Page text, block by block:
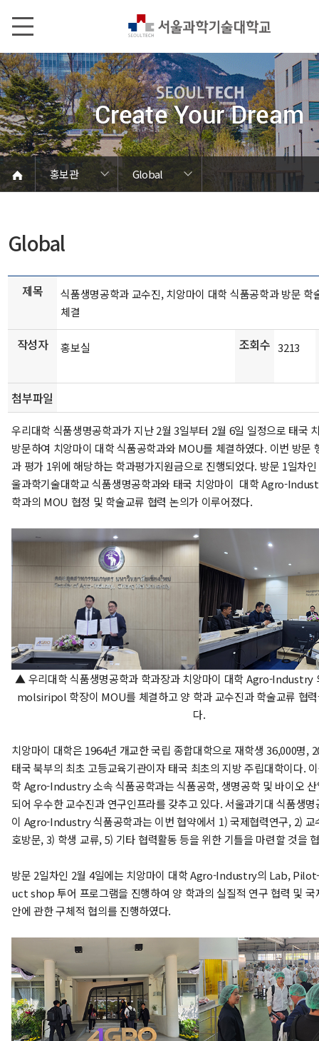
홍보관
Global
서울과기대 소개
열린총장실
대학현황
대학조직
대학상징
홍보관
캠퍼스 안내
학칙 및 규정
홍보관
대학뉴스
연구성과
발전기금/동문
Global
언론에서 본 SEOULTECH
보도자료
브로슈어
학내행사
동영상자료
사진자료
음악자료
Global
제목
식품생명공학과 교수진, 치앙마이 대학 식품공학과 방문 학
체결
작성자 홍보실 조회수 3213
첨부파일
우리대학 식품생명공학과가 지난 2월 3일부터 2월 6일 일정으로 태국
방문하여 치앙마이 대학 식품공학과와 MOU를 체결하였다. 이번 방문
과 평가 1위에 해당하는 학과평가지원금으로 진행되었다. 방문 1일차
울과학기술대학교 식품생명공학과와 태국 치앙마이 대학 Agro-
학과의 MOU 협정 및 학술교류 협력 논의가 이루어졌다.
▲ 우리대학 식품생명공학과 학과장과 치앙마이 대학 Agro-Industry
molsiripol 학장이 MOU를 체결하고 양 학과 교수진과 학술교류 협
다.
치앙마이 대학은 1964년 개교한 국립 종합대학으로 재학생 36,000명,
태국 북부의 최초 고등교육기관이자 태국 최초의 지방 주립대학이다.
학 Agro-Industry 소속 식품공학과는 식품공학, 생명공학 및 바이오
되어 우수한 교수진과 연구인프라를 갖추고 있다. 서울과기대 식품생
이 Agro-Industry 식품공학과는 이번 협약에서 1) 국제협력연구, 2) 교
호방문, 3) 학생 교류, 5) 기타 협력활동 등을 위한 기틀을 마련할 것을
방문 2일차인 2월 4일에는 치앙마이 대학 Agro-Industry의 Lab,
uct shop 투어 프로그램을 진행하여 양 학과의 실질적 연구 협력 및 국
안에 관한 구체적 협의를 진행하였다.